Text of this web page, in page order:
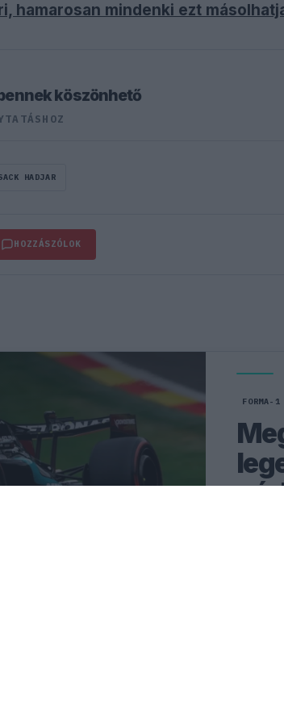
hamarosan mindenki ezt
köszönhető
HADJAR
HOZZÁSZÓLOK
FORMA-1